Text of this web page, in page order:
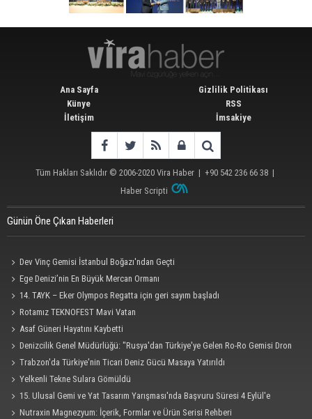
Ana Sayfa
Künye
İletişim
Gizlilik Politikası
RSS
İmsakiye
Tüm Hakları Saklıdır © 2006-2020 Vira Haber | +90 542 236 66 38 |
Haber Scripti
Günün Öne Çıkan Haberleri
Dev Vinç Gemisi İstanbul Boğazı'ndan Geçti
Ege Denizi’nin En Büyük Mercan Ormanı
14. TAYK – Eker Olympos Regatta için geri sayım başladı
Rotamız TEKNOFEST Mavi Vatan
Asaf Güneri Hayatını Kaybetti
Denizcilik Genel Müdürlüğü: "Rusya'dan Türkiye'ye Gelen Ro-Ro Gemisi Dron
Saldırısına Uğradı"
Trabzon'da Türkiye'nin Ticari Deniz Gücü Masaya Yatırıldı
Yelkenli Tekne Sulara Gömüldü
15. Ulusal Gemi ve Yat Tasarım Yarışması'nda Başvuru Süresi 4 Eylül'e
Uzatıldı
Nutraxin Magnezyum: İçerik, Formlar ve Ürün Serisi Rehberi